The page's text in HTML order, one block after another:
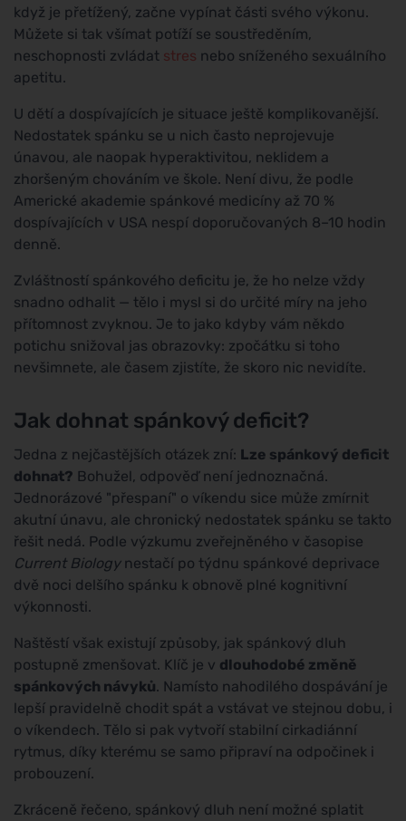
když je přetížený, začne vypínat části svého výkonu.
Můžete si tak všímat potíží se soustředěním,
neschopnosti zvládat stres nebo sníženého sexuálního
apetitu.
U dětí a dospívajících je situace ještě komplikovanější.
Nedostatek spánku se u nich často neprojevuje
únavou, ale naopak hyperaktivitou, neklidem a
zhoršeným chováním ve škole. Není divu, že podle
Americké akademie spánkové medicíny až 70 %
dospívajících v USA nespí doporučovaných 8–10 hodin
denně.
Zvláštností spánkového deficitu je, že ho nelze vždy
snadno odhalit — tělo i mysl si do určité míry na jeho
přítomnost zvyknou. Je to jako kdyby vám někdo
potichu snižoval jas obrazovky: zpočátku si toho
nevšimnete, ale časem zjistíte, že skoro nic nevidíte.
Jak dohnat spánkový deficit?
Jedna z nejčastějších otázek zní: Lze spánkový deficit
dohnat? Bohužel, odpověď není jednoznačná.
Jednorázové "přespaní" o víkendu sice může zmírnit
akutní únavu, ale chronický nedostatek spánku se takto
řešit nedá. Podle výzkumu zveřejněného v časopise
Current Biologynestačí po týdnu spánkové deprivace
dvě noci delšího spánku k obnově plné kognitivní
výkonnosti.
Naštěstí však existují způsoby, jak spánkový dluh
postupně zmenšovat. Klíč je v dlouhodobé změně
spánkových návyků. Namísto nahodilého dospávání je
lepší pravidelně chodit spát a vstávat ve stejnou dobu, i
o víkendech. Tělo si pak vytvoří stabilní cirkadiánní
rytmus, díky kterému se samo připraví na odpočinek i
probouzení.
Zkráceně řečeno, spánkový dluh není možné splatit